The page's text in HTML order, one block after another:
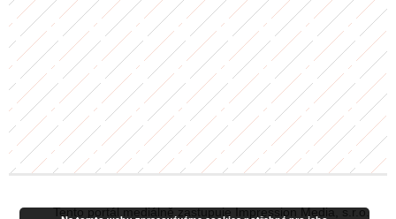
Tento portál mediálně zastupuje Impression Media, s.r.o.